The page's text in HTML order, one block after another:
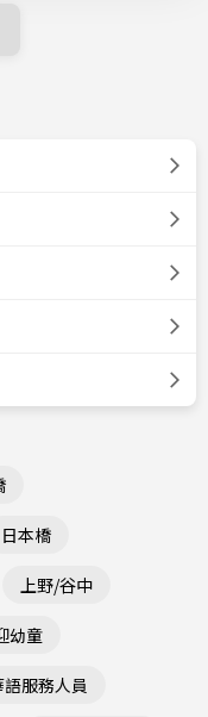
日本橋
上野/谷中
幼童
服務人員